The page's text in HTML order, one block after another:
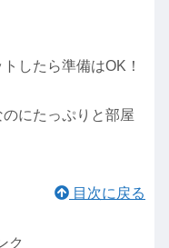
したら準備はOK！
にたっぷりと部屋
目次に戻る
ク